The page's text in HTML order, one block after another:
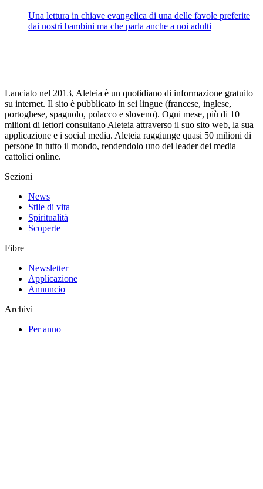
Una lettura in chiave evangelica di una delle favole preferite
dai nostri bambini ma che parla anche a noi adulti
Lanciato nel 2013, Aleteia è un quotidiano di informazione gratuito
su internet. Il sito è pubblicato in sei lingue (francese, inglese,
portoghese, spagnolo, polacco e sloveno). Ogni mese, più di 10
milioni di lettori consultano Aleteia attraverso il suo sito web, la sua
applicazione e i social media. Aleteia raggiunge quasi 50 milioni di
persone in tutto il mondo, rendendolo uno dei leader dei media
cattolici online.
Sezioni
News
Stile di vita
Spiritualità
Scoperte
Fibre
Newsletter
Applicazione
Annuncio
Archivi
Per anno